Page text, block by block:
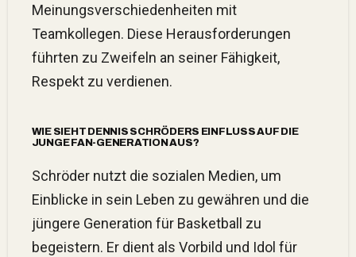
Meinungsverschiedenheiten mit
Teamkollegen. Diese Herausforderungen
führten zu Zweifeln an seiner Fähigkeit,
Respekt zu verdienen.
WIE SIEHT DENNIS SCHRÖDERS EINFLUSS AUF DIE
JUNGE FAN-GENERATION AUS?
Schröder nutzt die sozialen Medien, um
Einblicke in sein Leben zu gewähren und die
jüngere Generation für Basketball zu
begeistern. Er dient als Vorbild und Idol für